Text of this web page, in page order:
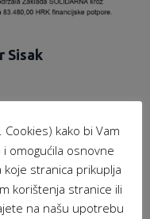
Sisak
kako bi Vam
omogućila osnovne
koje stranica prikuplja
korištenja stranice ili
na našu upotrebu